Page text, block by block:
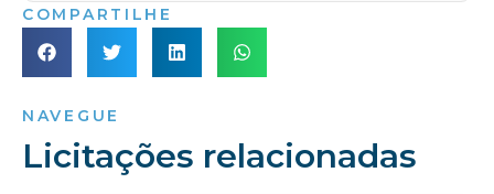
COMPARTILHE
NAVEGUE
Licitações relacionadas